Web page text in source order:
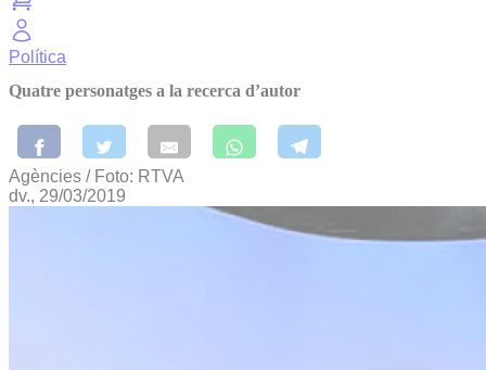
Política
Quatre personatges a la recerca d’autor
Agències / Foto: RTVA
dv., 29/03/2019